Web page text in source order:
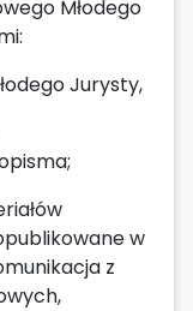
Młodego
Jurysty,
w
z